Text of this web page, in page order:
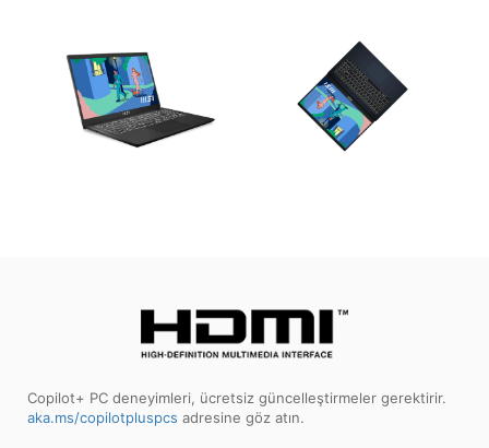
Copilot+ PC deneyimleri, ücretsiz güncelleştirmeler gerektirir.
aka.ms/copilotpluspcs adresine göz atın.